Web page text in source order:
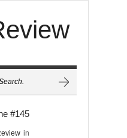
#145
in